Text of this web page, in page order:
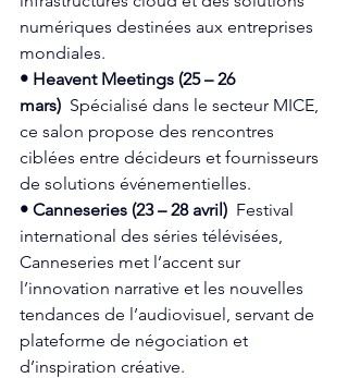
numériques destinées aux entreprises
mondiales.
• Heavent Meetings (25 – 26
mars) Spécialisé dans le secteur MICE,
ce salon propose des rencontres
ciblées entre décideurs et fournisseurs
de solutions événementielles.
• Canneseries (23 – 28 avril) Festival
international des séries télévisées,
Canneseries met l’accent sur
l’innovation narrative et les nouvelles
tendances de l’audiovisuel, servant de
plateforme de négociation et
d’inspiration créative.